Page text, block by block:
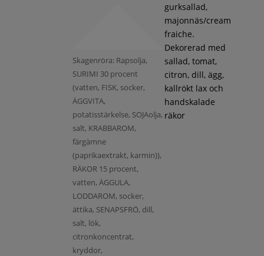
Skagenröra: Rapsolja,
SURIMI 30 procent
(vatten, FISK, socker,
ÄGGVITA,
potatisstärkelse, SOJAolja,
salt, KRABBAROM,
färgämne
(paprikaextrakt, karmin)),
RÄKOR 15 procent,
vatten, ÄGGULA,
LODDAROM, socker,
ättika, SENAPSFRÖ, dill,
salt, lök,
citronkoncentrat,
kryddor,
gurksallad,
majonnäs/cream
fraiche.
Dekorerad med
sallad, tomat,
citron, dill, ägg,
kallrökt lax och
handskalade
räkor